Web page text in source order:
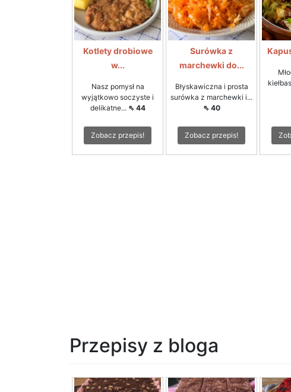
Kotlety drobiowe
w...
Nasz pomysł na
wyjątkowo soczyste i
delikatne... ⇖ 44
Zobacz przepis!
Surówka z
marchewki do...
Błyskawiczna i prosta
surówka z marchewki i...
⇖ 40
Zobacz przepis!
Przepisy z bloga